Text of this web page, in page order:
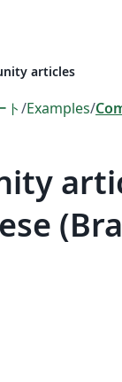
articles
ト/Examples/